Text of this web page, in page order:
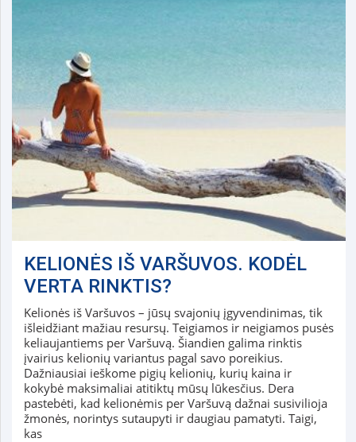
KELIONĖS IŠ VARŠUVOS. KODĖL
VERTA RINKTIS?
Kelionės iš Varšuvos – jūsų svajonių įgyvendinimas, tik
išleidžiant mažiau resursų. Teigiamos ir neigiamos pusės
keliaujantiems per Varšuvą. Šiandien galima rinktis
įvairius kelionių variantus pagal savo poreikius.
Dažniausiai ieškome pigių kelionių, kurių kaina ir
kokybė maksimaliai atitiktų mūsų lūkesčius. Dera
pastebėti, kad kelionėmis per Varšuvą dažnai susivilioja
žmonės, norintys sutaupyti ir daugiau pamatyti. Taigi,
kas